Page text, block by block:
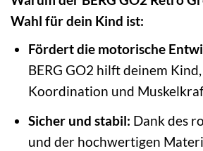
Wahl für dein Kind ist:
Fördert die motorische
BERG GO2 hilft deinem
Koordination und
Sicher und stabil: Dank des
und der hochwertigen